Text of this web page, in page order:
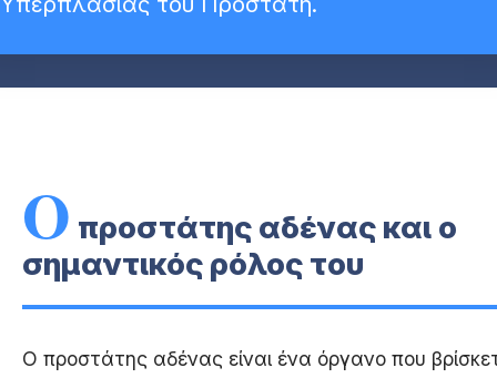
Ο προστάτης αδένας και ο
σημαντικός ρόλος του
Ο προστάτης αδένας είναι ένα όργανο που